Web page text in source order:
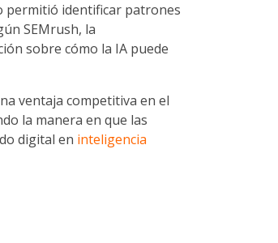
permitió identificar patrones
SEMrush, la
sobre cómo la IA puede
ventaja competitiva en el
la manera en que las
digital en inteligencia